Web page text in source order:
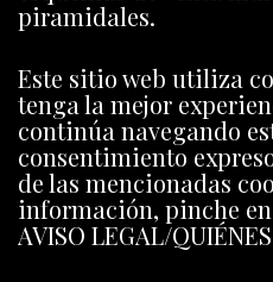
piramidales.
Este sitio web utiliza
tenga la mejor
continúa navegando
consentimiento
de las mencionadas
información, pinche en
AVISO LEGAL/